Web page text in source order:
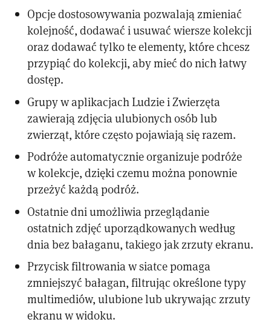
Opcje dostosowywania pozwalają zmieniać
kolejność, dodawać i usuwać wiersze kolekcji
oraz dodawać tylko te elementy, które chcesz
przypiąć do kolekcji, aby mieć do nich łatwy
dostęp.
Grupy w aplikacjach Ludzie i Zwierzęta
zawierają zdjęcia ulubionych osób lub
zwierząt, które często pojawiają się razem.
Podróże automatycznie organizuje podróże
w kolekcje, dzięki czemu można ponownie
przeżyć każdą podróż.
Ostatnie dni umożliwia przeglądanie
ostatnich zdjęć uporządkowanych według
dnia bez bałaganu, takiego jak zrzuty ekranu.
Przycisk filtrowania w siatce pomaga
zmniejszyć bałagan, filtrując określone typy
multimediów, ulubione lub ukrywając zrzuty
ekranu w widoku.